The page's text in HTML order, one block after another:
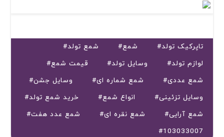
#تاپرکیک تولد #شمع
#شمع تولد
#لوازم تولد
#وسایل تولد
#قیمت شمع
#شمع عددی
#شمع شماره ای
#وسایل جشن
#وسایل تزئینی
#انواع شمع
#خرید شمع تولد
#شمع آرایی
#شمع نقره ای
#شمع عدد هفت
#103033007